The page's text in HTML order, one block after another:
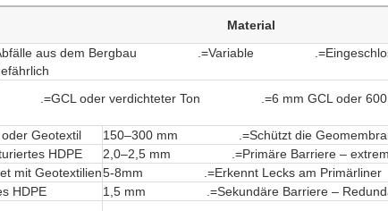
Material
aus dem Bergbau .=Variable
.=GCL oder verdichteter Ton .=6 mm GCL oder
Geotextil
150–300 mm .=Schützt die Geomembran
HDPE
2,0–2,5 mm .=Primäre Barriere – extrem
mit Geotextilien5-8mm .=Erkennt Lecks am Primärliner
HDPE 1,5 mm .=Sekundäre Barriere –